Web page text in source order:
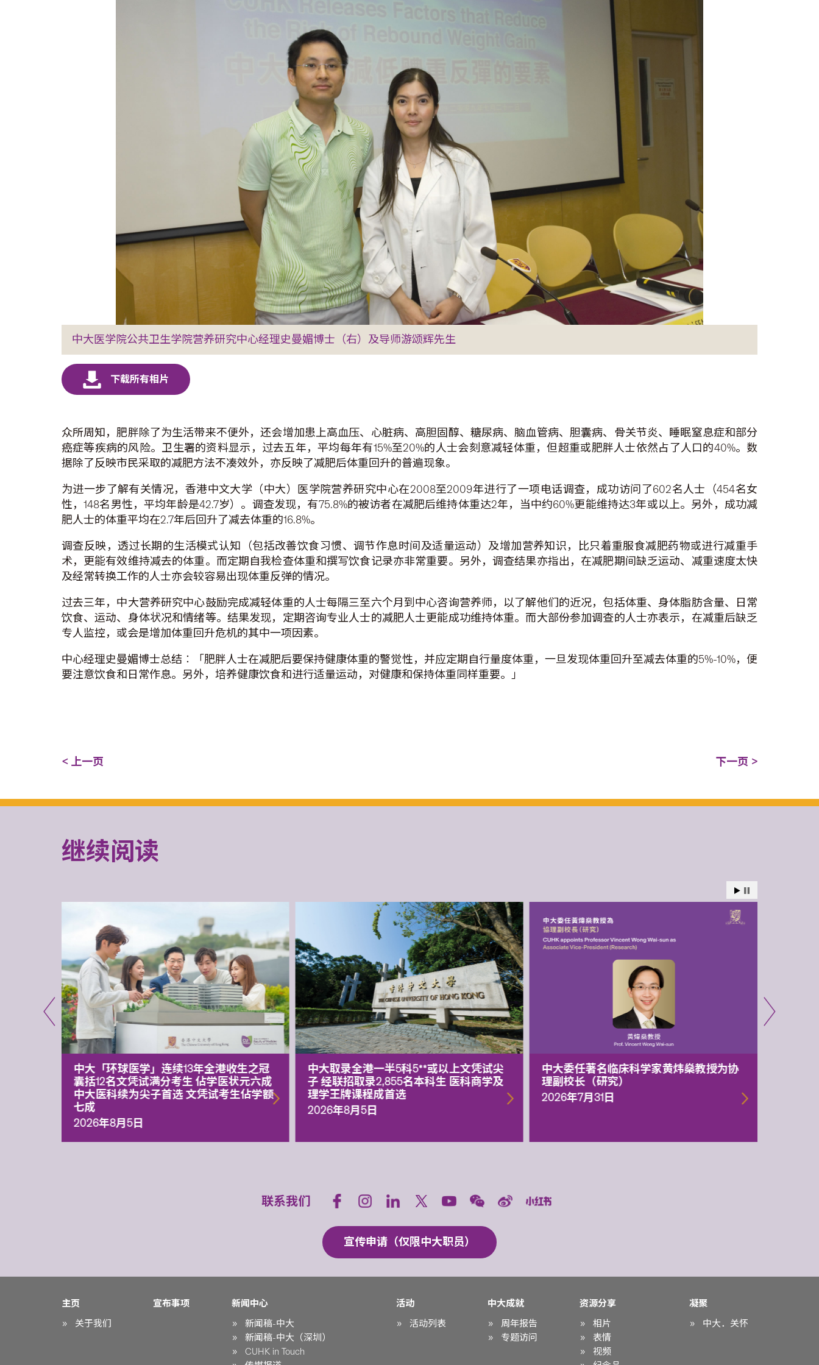
中大医学院公共卫生学院营养研究中心经理史曼媚博士（右）及导师游颂辉先生
众所周知，肥胖除了为生活带来不便外，还会增加患上高血压、心脏病、高胆固醇、糖尿病、脑血管病、胆囊病、骨关节炎、睡眠窒息症和部分
癌症等疾病的风险。卫生署的资料显示，过去五年，平均每年有15%至20%的人士会刻意减轻体重，但超重或肥胖人士依然占了人口的40%。数
据除了反映市民采取的减肥方法不凑效外，亦反映了减肥后体重回升的普遍现象。
为进一步了解有关情况，香港中文大学（中大）医学院营养研究中心在2008至2009年进行了一项电话调查，成功访问了602名人士（454名女
性，148名男性，平均年龄是42.7岁）。调查发现，有75.8%的被访者在减肥后维持体重达2年，当中约60%更能维持达3年或以上。另外，成功减
肥人士的体重平均在2.7年后回升了减去体重的16.8%。
调查反映，透过长期的生活模式认知（包括改善饮食习惯、调节作息时间及适量运动）及增加营养知识，比只着重服食减肥药物或进行减重手
术，更能有效维持减去的体重。而定期自我检查体重和撰写饮食记录亦非常重要。另外，调查结果亦指出，在减肥期间缺乏运动、减重速度太快
及经常转换工作的人士亦会较容易出现体重反弹的情况。
过去三年，中大营养研究中心鼓励完成减轻体重的人士每隔三至六个月到中心咨询营养师，以了解他们的近况，包括体重、身体脂肪含量、日常
饮食、运动、身体状况和情绪等。结果发现，定期咨询专业人士的减肥人士更能成功维持体重。而大部份参加调查的人士亦表示，在减重后缺乏
专人监控，或会是增加体重回升危机的其中一项因素。
中心经理史曼媚博士总结︰「肥胖人士在减肥后要保持健康体重的警觉性，并应定期自行量度体重，一旦发现体重回升至减去体重的5%-10%，便
要注意饮食和日常作息。另外，培养健康饮食和进行适量运动，对健康和保持体重同样重要。」
< 上一页 下一页 >
继续阅读
中大「环球医学」连续13年全港收生之冠
囊括12名文凭试满分考生 佔学医状元六成
中大医科续为尖子首选 文凭试考生佔学额
七成
2026年8月5日
中大取录全港一半5科5**或以上文凭试尖
子 经联招取录2,855名本科生 医科商学及
理学王牌课程成首选
2026年8月5日
中大委任著名临床科学家黄炜燊教授为协
理副校长（研究）
2026年7月31日
联系我们
宣传申请（仅限中大职员）
主页
关于我们
宣布事项
新闻中心
新闻稿-中大
新闻稿-中大（深圳）
CUHK in Touch
活动
活动列表
中大成就
周年报告
专题访问
资源分享
相片
表情
视频
凝聚
中大．关怀